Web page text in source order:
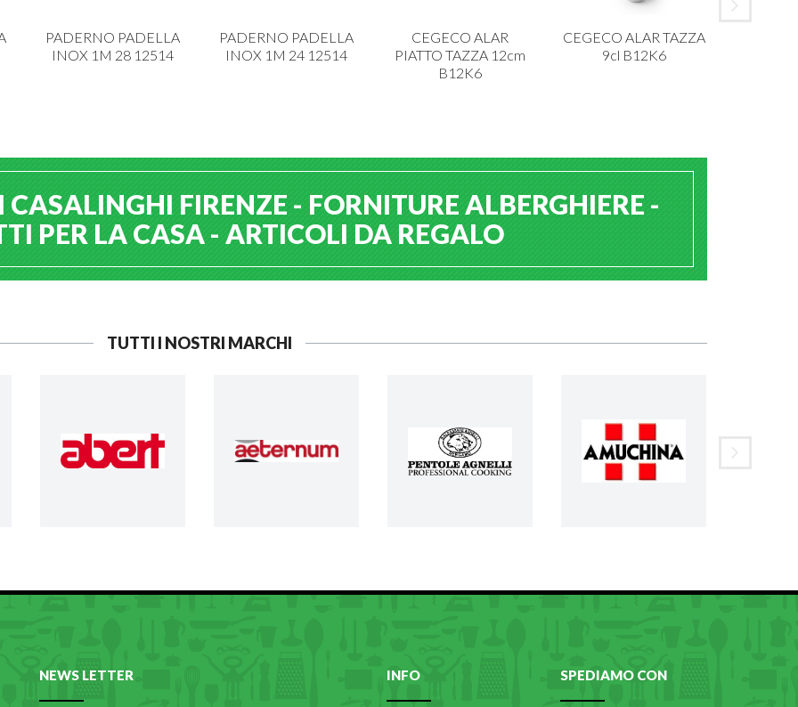
PADERNO PADELLA
INOX 1M 28 12514
PADERNO PADELLA
INOX 1M 24 12514
CEGECO ALAR
PIATTO TAZZA 12cm
B12K6
CEGECO ALAR TAZZA
9cl B12K6
FIRENZE - FORNITURE ALBERGHIERE -
PER LA CASA - ARTICOLI DA REGALO
TUTTI I NOSTRI MARCHI
NEWS LETTER INFO SPEDIAMO CON